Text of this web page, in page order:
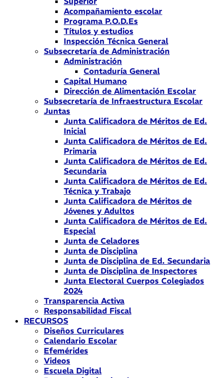
Acompañamiento escolar
Programa P.O.D.Es
Títulos y estudios
Inspección Técnica General
Subsecretaría de Administración
Administración
Contaduría General
Capital Humano
Dirección de Alimentación Escolar
Subsecretaría de Infraestructura Escolar
Juntas
Junta Calificadora de Méritos de Ed.
Inicial
Junta Calificadora de Méritos de Ed.
Primaria
Junta Calificadora de Méritos de Ed.
Secundaria
Junta Calificadora de Méritos de Ed.
Técnica y Trabajo
Junta Calificadora de Méritos de
Jóvenes y Adultos
Junta Calificadora de Méritos de Ed.
Especial
Junta de Celadores
Junta de Disciplina
Junta de Disciplina de Ed. Secundaria
Junta de Disciplina de Inspectores
Junta Electoral Cuerpos Colegiados
2024
Transparencia Activa
Responsabilidad Fiscal
RECURSOS
Diseños Curriculares
Calendario Escolar
Efemérides
Videos
Escuela Digital